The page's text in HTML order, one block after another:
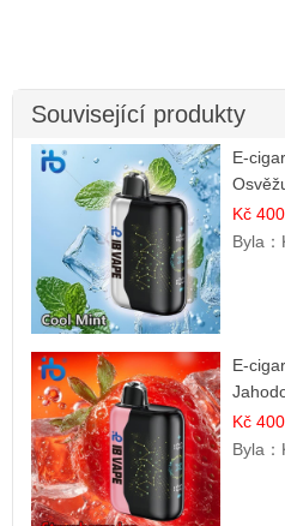
Související produkty
E-
chuť
Kč
Byla：
E-
příchuť
Kč
Byla：